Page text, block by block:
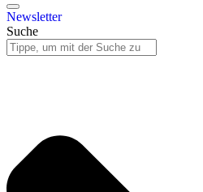
Newsletter
Suche